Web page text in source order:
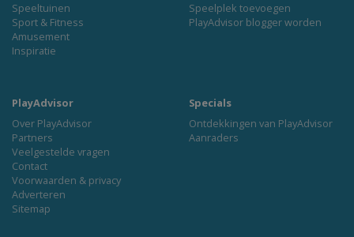
Speeltuinen
Sport & Fitness
Amusement
Inspiratie
Speelplek toevoegen
PlayAdvisor blogger worden
PlayAdvisor
Over PlayAdvisor
Partners
Veelgestelde vragen
Contact
Voorwaarden & privacy
Adverteren
Sitemap
Specials
Ontdekkingen van PlayAdvisor
Aanraders